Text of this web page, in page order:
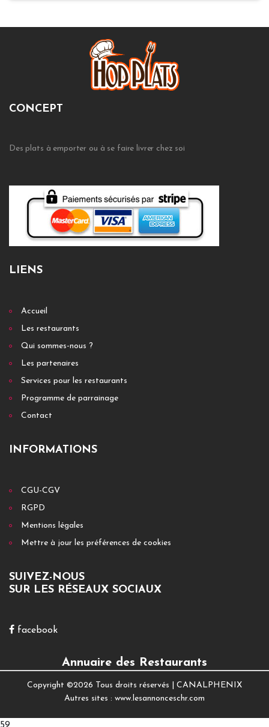
CONCEPT
Des plats à emporter ou à se faire livrer chez soi
LIENS
Accueil
Les restaurants
Qui sommes-nous ?
Les partenaires
Services pour les restaurants
Programme de parrainage
Contact
INFORMATIONS
CGU-CGV
RGPD
Mentions légales
Mettre à jour les préférences de cookies
SUIVEZ-NOUS
SUR LES RÉSEAUX SOCIAUX
facebook
Annuaire des Restaurants
Copyright ©2026 Tous droits réservés | CANALPHENIX
Autres sites : www.lesannonceschr.com
59